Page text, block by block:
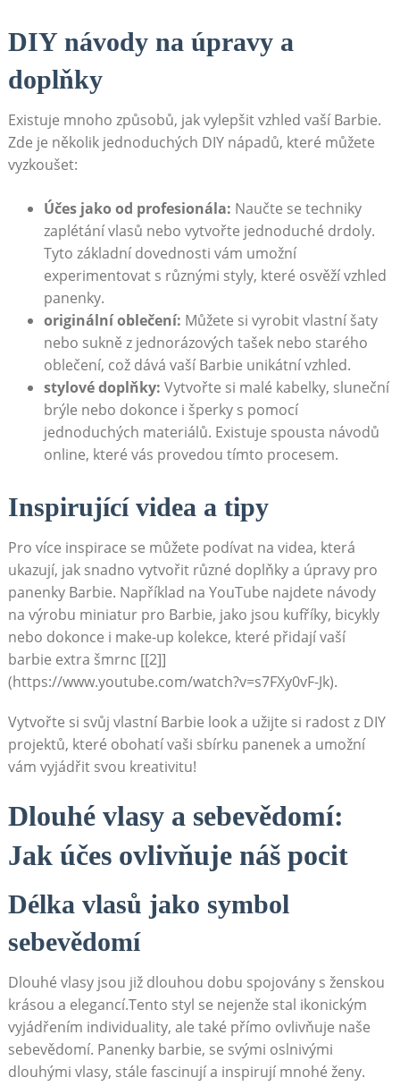
DIY návody na úpravy a
doplňky
Existuje mnoho způsobů, jak vylepšit vzhled vaší Barbie.
Zde je několik jednoduchých DIY nápadů, které můžete
vyzkoušet:
Účes jako od profesionála: Naučte se techniky
zaplétání vlasů nebo vytvořte jednoduché drdoly.
Tyto základní dovednosti vám umožní
experimentovat s různými styly, které osvěží vzhled
panenky.
originální oblečení: Můžete si vyrobit vlastní šaty
nebo sukně z jednorázových tašek nebo starého
oblečení, což dává vaší Barbie unikátní vzhled.
stylové doplňky: Vytvořte si malé kabelky, sluneční
brýle nebo dokonce i šperky s pomocí
jednoduchých materiálů. Existuje spousta návodů
online, které vás provedou tímto procesem.
Inspirující videa a tipy
Pro více inspirace se můžete podívat na videa, která
ukazují, jak snadno vytvořit různé doplňky a úpravy pro
panenky Barbie. Například na YouTube najdete návody
na výrobu miniatur pro Barbie, jako jsou kufříky, bicykly
nebo dokonce i make-up kolekce, které přidají vaší
barbie extra šmrnc [[2]]
(https://www.youtube.com/watch?v=s7FXy0vF-Jk).
Vytvořte si svůj vlastní Barbie look a užijte si radost z DIY
projektů, které obohatí vaši sbírku panenek a umožní
vám vyjádřit svou kreativitu!
Dlouhé vlasy a sebevědomí:
Jak účes ovlivňuje náš pocit
Délka vlasů jako symbol
sebevědomí
Dlouhé vlasy jsou již dlouhou dobu spojovány s ženskou
krásou a elegancí.Tento styl se nejenže stal ikonickým
vyjádřením individuality, ale také přímo ovlivňuje naše
sebevědomí. Panenky barbie, se svými oslnivými
dlouhými vlasy, stále fascinují a inspirují mnohé ženy.